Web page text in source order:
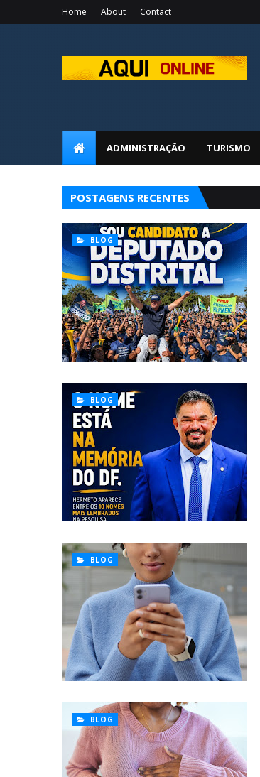
Home About Contact
ADMINISTRAÇÃO TURISMO
POSTAGENS RECENTES
BLOG
BLOG
BLOG
BLOG